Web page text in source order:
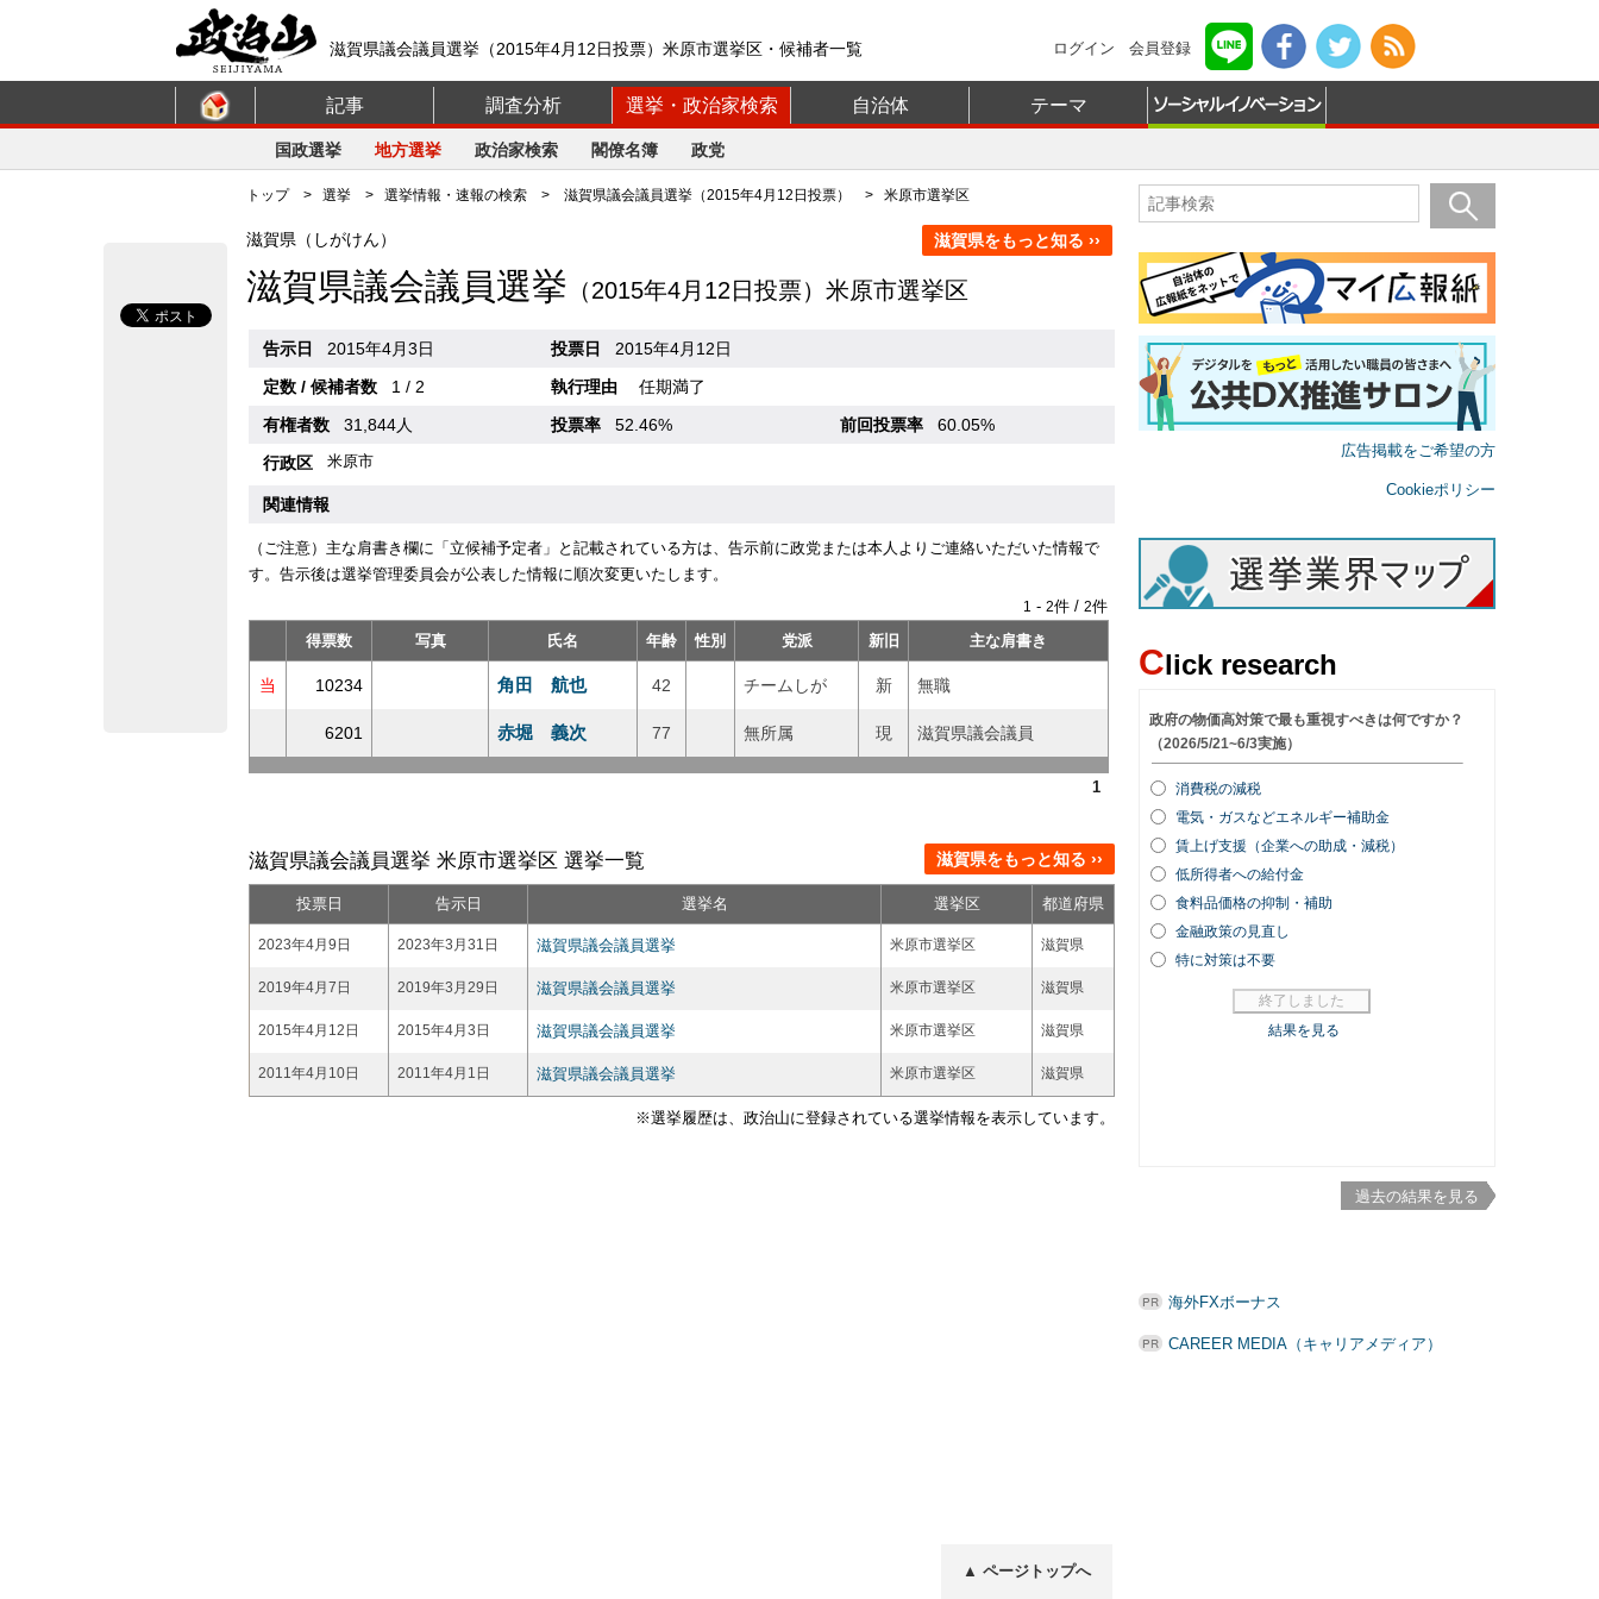
滋賀県議会議員選挙（2015年4月12日投票）米原市選挙区・候補者一覧 ログイン 会員登録
記事 調査分析 選挙・政治家検索 自治体 テーマ
国政選挙 地方選挙 政治家検索 閣僚名簿 政党
トップ> 選挙 > 選挙情報・速報の検索 > 滋賀県議会議員選挙（2015年4月12日投票） > 米原市選挙区
滋賀県をもっと知る ››
滋賀県（しがけん）
滋賀県議会議員選挙 （2015年4月12日投票）米原市選挙区
告示日 2015年4月3日 投票日
2015年4月12日
定数 / 候補者数
1 / 2 執行理由
任期満了
有権者数
31,844人 投票率 52.46% 前回投票率
60.05%
行政区
米原市
関連情報
（ご注意）主な肩書き欄に「立候補予定者」と記載されている方は、告示前に政党または本人よりご連絡いただいた情報で
す。告示後は選挙管理委員会が公表した情報に順次変更いたします。
1 - 2件 / 2件
得票数
写真 氏名 年齢 性別 党派 新旧 主な肩書き
当 10234 角田 航也 42 チームしが 新 無職
6201 赤堀 義次 77 無所属 現 滋賀県議会議員
1
滋賀県議会議員選挙 米原市選挙区 選挙一覧 滋賀県をもっと知る ››
投票日 告示日 選挙名 選挙区 都道府県
2023年4月9日 2023年3月31日 滋賀県議会議員選挙 米原市選挙区 滋賀県
2019年4月7日 2019年3月29日 滋賀県議会議員選挙 米原市選挙区 滋賀県
2015年4月12日 2015年4月3日 滋賀県議会議員選挙 米原市選挙区 滋賀県
2011年4月10日 2011年4月1日 滋賀県議会議員選挙 米原市選挙区 滋賀県
※選挙履歴は、政治山に登録されている選挙情報を表示しています。
▲ ページトップへ
広告掲載をご希望の方
Cookieポリシー
Click research
過去の結果を見る
海外FXボーナス
CAREER MEDIA（キャリアメディア）